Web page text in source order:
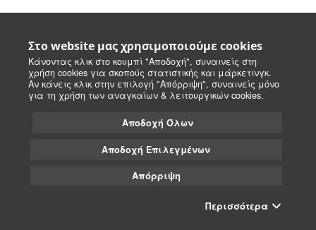
Στο website μας χρησιμοποιούμε cookies
Κάνοντας κλικ στο κουμπί "Αποδοχή", συναινείς στη
χρήση cookies για σκοπούς στατιστικής και μάρκετινγκ.
Αν κάνεις κλικ στην επιλογή "Απόρριψη", συναινείς μόνο
για τη χρήση των αναγκαίων & λειτουργικών cookies.
Αποδοχή Όλων
Αποδοχή Επιλεγμένων
Απόρριψη
Περισσότερα